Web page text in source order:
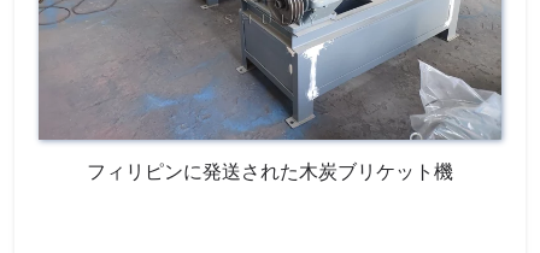
フィリピンに発送された木炭ブリケット機